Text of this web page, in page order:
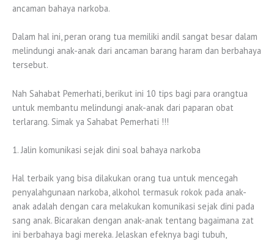
ancaman bahaya narkoba.
Dalam hal ini, peran orang tua memiliki andil sangat besar dalam
melindungi anak-anak dari ancaman barang haram dan berbahaya
tersebut.
Nah Sahabat Pemerhati, berikut ini 10 tips bagi para orangtua
untuk membantu melindungi anak-anak dari paparan obat
terlarang. Simak ya Sahabat Pemerhati !!!
1. Jalin komunikasi sejak dini soal bahaya narkoba
Hal terbaik yang bisa dilakukan orang tua untuk mencegah
penyalahgunaan narkoba, alkohol termasuk rokok pada anak-
anak adalah dengan cara melakukan komunikasi sejak dini pada
sang anak. Bicarakan dengan anak-anak tentang bagaimana zat
ini berbahaya bagi mereka. Jelaskan efeknya bagi tubuh,